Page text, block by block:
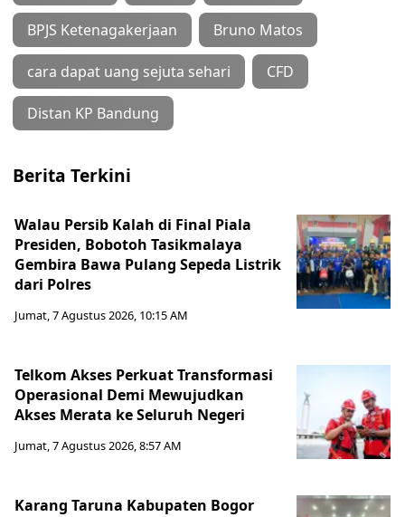
BPJS Ketenagakerjaan Bruno Matos
cara dapat uang sejuta sehari CFD
Distan KP Bandung
Berita Terkini
Walau Persib Kalah di Final Piala
Presiden, Bobotoh Tasikmalaya
Gembira Bawa Pulang Sepeda Listrik
dari Polres
Jumat, 7 Agustus 2026, 10:15 AM
Telkom Akses Perkuat Transformasi
Operasional Demi Mewujudkan
Akses Merata ke Seluruh Negeri
Jumat, 7 Agustus 2026, 8:57 AM
Karang Taruna Kabupaten Bogor